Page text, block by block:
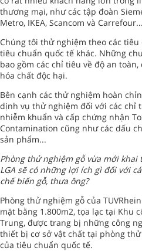
thương mại, như các tập đoàn
Metro, IKEA, Scancom và Carrefour...
Chúng tôi thử nghiệm theo các tiêu
tiêu chuẩn quốc tế khác. Những
bao gồm các chỉ tiêu về độ an
hóa chất độc hại.
Bên cạnh các thử nghiệm hoàn
dịnh vụ thử nghiệm đối với các chỉ
nhiễm khuẩn và cấp chứng nhận
Contamination cũng như các dấu
sản phẩm...
Phòng thử nghiệm gỗ vừa mới khai
LGA sẽ có những lợi ích gì đối với
chế biến gỗ, thưa ông?
Phòng thử nghiệm gỗ của
mặt bằng 1.800m2, tọa lạc tại Khu
Trung, được trang bị những công
thiết bị cơ sở vật chất tại phòng
của tiêu chuẩn quốc tế.